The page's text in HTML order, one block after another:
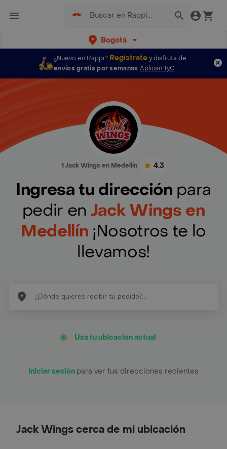
Bogotá
¿Nuevo en Rappi? Regístratey disfruta de
envíos gratis por semanas Aplican TyC
1 Jack Wings en Medellín 4.3
Ingresa tu dirección para
pedir en Jack Wings en
Medellín ¡Nosotros te lo
llevamos!
Usa tu ubicación actual
Iniciar sesión para ver tus direcciones recientes
Jack Wings cerca de mi ubicación